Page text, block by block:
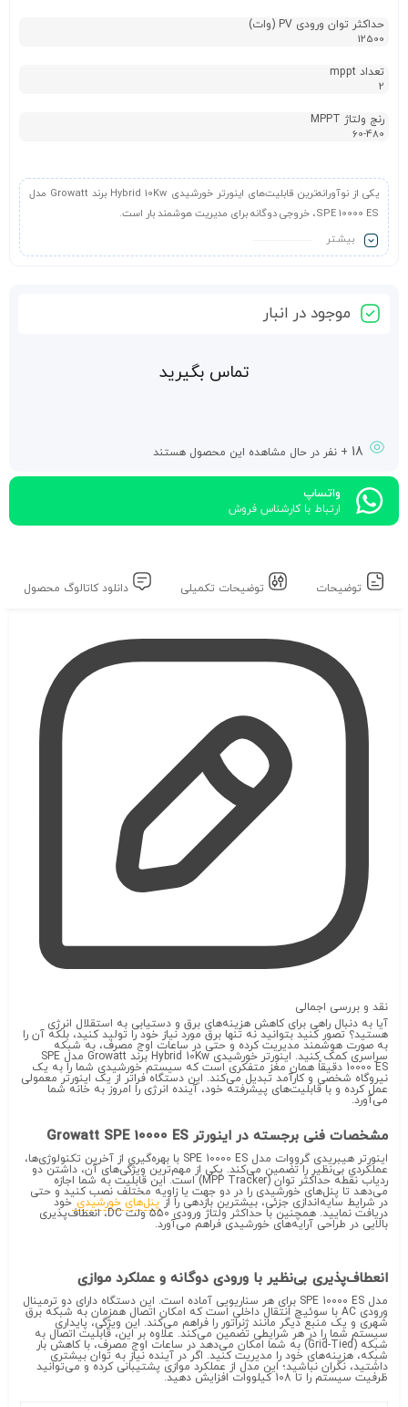
حداکثر توان ورودی PV (وات)
12500
تعداد mppt
2
رنج ولتاژ MPPT
60-480
یکی از نوآورانه‌ترین قابلیت‌های اینورتر خورشیدی Hybrid 10Kw برند Growatt مدل
SPE 10000 ES، خروجی دوگانه برای مدیریت هوشمند بار است.
بیشـتر
موجود در انبار
تماس بگیرید
18 + نفر در حال مشاهده این محصول هستند
واتساپ
ارتباط با کارشناس فروش
توضیحات توضیحات تکمیلی دانلود کاتالوگ محصول
نقد و بررسی اجمالی
آیا به دنبال راهی برای کاهش هزینه‌های برق و دستیابی به استقلال انرژی
هستید؟ تصور کنید بتوانید نه تنها برق مورد نیاز خود را تولید کنید، بلکه آن را
به صورت هوشمند مدیریت کرده و حتی در ساعات اوج مصرف، به شبکه
سراسری کمک کنید. اینورتر خورشیدی Hybrid 10Kw برند Growatt مدل SPE
10000 ES دقیقاً همان مغز متفکری است که سیستم خورشیدی شما را به یک
نیروگاه شخصی و کارآمد تبدیل می‌کند. این دستگاه فراتر از یک اینورتر معمولی
عمل کرده و با قابلیت‌های پیشرفته خود، آینده انرژی را امروز به خانه شما
می‌آورد.
مشخصات فنی برجسته در اینورتر Growatt SPE 10000 ES
اینورتر هیبریدی گرووات مدل SPE 10000 ES با بهره‌گیری از آخرین تکنولوژی‌ها،
عملکردی بی‌نظیر را تضمین می‌کند. یکی از مهم‌ترین ویژگی‌های آن، داشتن دو
ردیاب نقطه حداکثر توان (MPP Tracker) است. این قابلیت به شما اجازه
می‌دهد تا پنل‌های خورشیدی را در دو جهت یا زاویه مختلف نصب کنید و حتی
در شرایط سایه‌اندازی جزئی، بیشترین بازدهی را از پنل‌های خورشیدی خود
دریافت نمایید. همچنین با حداکثر ولتاژ ورودی 550 ولت DC، انعطاف‌پذیری
بالایی در طراحی آرایه‌های خورشیدی فراهم می‌آورد.
انعطاف‌پذیری بی‌نظیر با ورودی دوگانه و عملکرد موازی
مدل SPE 10000 ES برای هر سناریویی آماده است. این دستگاه دارای دو ترمینال
ورودی AC با سوئیچ انتقال داخلی است که امکان اتصال همزمان به شبکه برق
شهری و یک منبع دیگر مانند ژنراتور را فراهم می‌کند. این ویژگی، پایداری
سیستم شما را در هر شرایطی تضمین می‌کند. علاوه بر این، قابلیت اتصال به
شبکه (Grid-Tied) به شما امکان می‌دهد در ساعات اوج مصرف، با کاهش بار
شبکه، هزینه‌های خود را مدیریت کنید. اگر در آینده نیاز به توان بیشتری
داشتید، نگران نباشید؛ این مدل از عملکرد موازی پشتیبانی کرده و می‌توانید
ظرفیت سیستم را تا 108 کیلووات افزایش دهید.